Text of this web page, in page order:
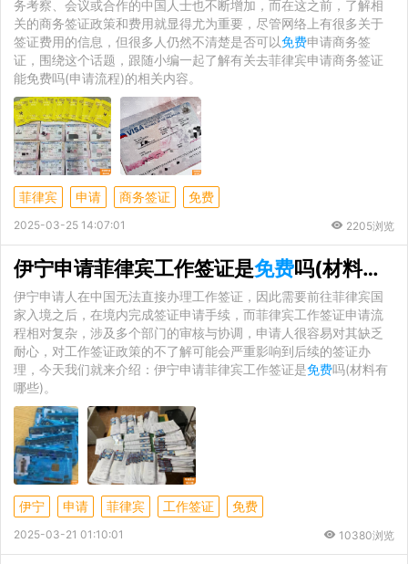
务考察、会议或合作的中国人士也不断增加，而在这之前，了解相
关的商务签证政策和费用就显得尤为重要，尽管网络上有很多关于
签证费用的信息，但很多人仍然不清楚是否可以免费申请商务签
证，围绕这个话题，跟随小编一起了解有关去菲律宾申请商务签证
能免费吗(申请流程)的相关内容。
菲律宾 申请 商务签证 免费
2025-03-25 14:07:01 2205浏览
伊宁申请菲律宾工作签证是免费吗(材料有哪些)
伊宁申请人在中国无法直接办理工作签证，因此需要前往菲律宾国
家入境之后，在境内完成签证申请手续，而菲律宾工作签证申请流
程相对复杂，涉及多个部门的审核与协调，申请人很容易对其缺乏
耐心，对工作签证政策的不了解可能会严重影响到后续的签证办
理，今天我们就来介绍：伊宁申请菲律宾工作签证是免费吗(材料有
哪些)。
伊宁 申请 菲律宾 工作签证 免费
2025-03-21 01:10:01 10380浏览